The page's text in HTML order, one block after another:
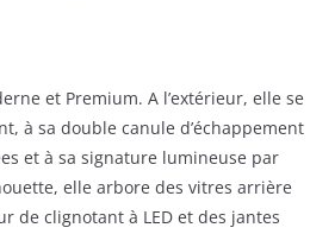
et Premium. A l’extérieur, elle se
à sa double canule d’échappement
et à sa signature lumineuse par
elle arbore des vitres arrière
de clignotant à LED et des jantes